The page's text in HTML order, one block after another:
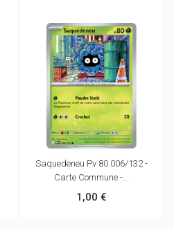
Saquedeneu Pv 80 006/132 -
Carte Commune -...
1,00 €